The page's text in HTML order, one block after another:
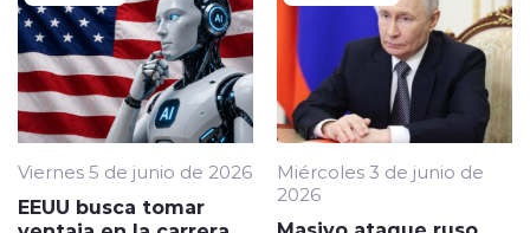
Viernes 5 de junio de 2026
EEUU busca tomar
Miércoles 3 de junio de
2026